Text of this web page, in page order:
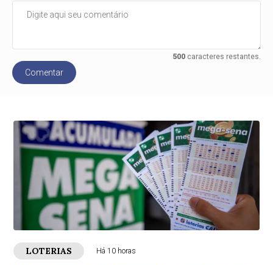
500caracteres restantes.
Comentar
LOTERIAS Há 10 horas